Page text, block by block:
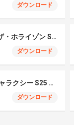
ダウンロード
オーバー・ザ・ホライゾン S25
ダウンロード
サムスン ギャラクシー S25 ウルトラ
ダウンロード